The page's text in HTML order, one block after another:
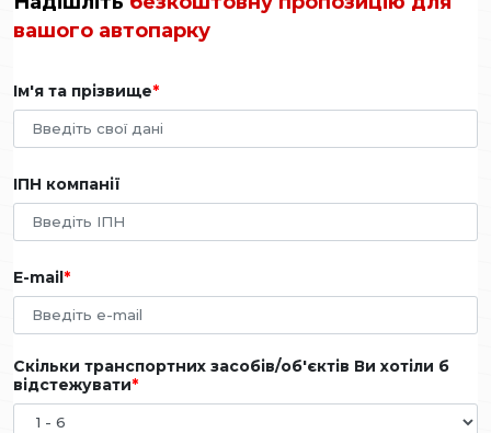
вашого автопарку
Ім'я та прізвище
ІПН компанії
E-mail
Скільки транспортних засобів/об'єктів Ви хотіли б
відстежувати